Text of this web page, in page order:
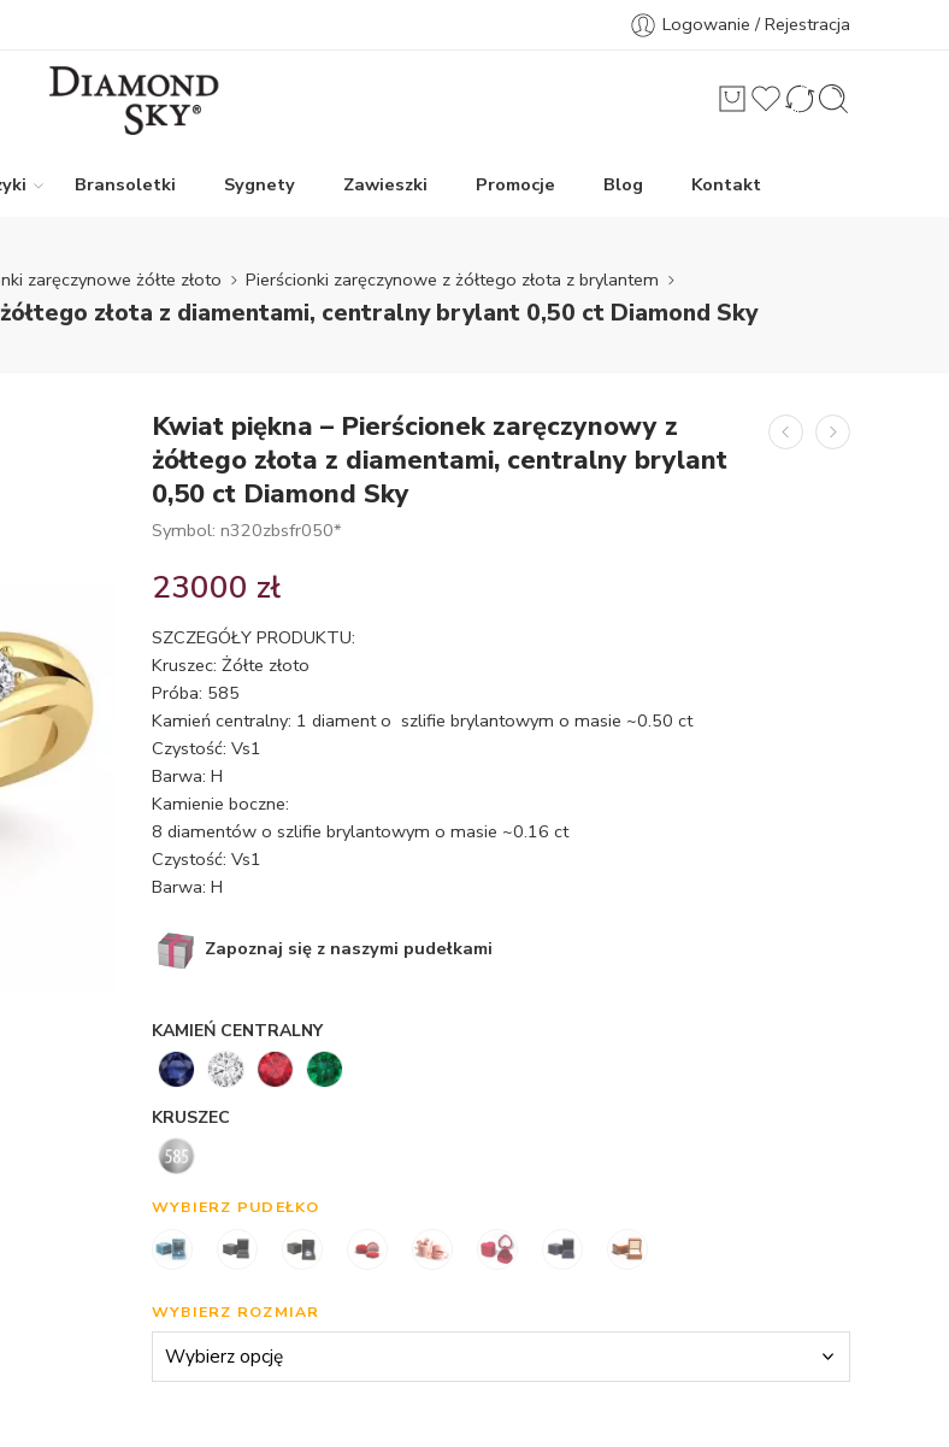
Logowanie / Rejestracja
Bransoletki Sygnety Zawieszki Promocje Blog Kontakt
zaręczynowe żółte złoto Pierścionki zaręczynowe z żółtego złota z brylantem
złota z diamentami, centralny brylant 0,50 ct Diamond Sky
Kwiat piękna – Pierścionek zaręczynowy z
żółtego złota z diamentami, centralny brylant
0,50 ct Diamond Sky
Symbol: n320zbsfr050*
23000 zł
SZCZEGÓŁY PRODUKTU:
Kruszec: Żółte złoto
Próba: 585
Kamień centralny: 1 diament o szlifie brylantowym o masie ~0.50 ct
Czystość: Vs1
Barwa: H
Kamienie boczne:
8 diamentów o szlifie brylantowym o masie ~0.16 ct
Czystość: Vs1
Barwa: H
Zapoznaj się z naszymi pudełkami
KAMIEŃ CENTRALNY
KRUSZEC
WYBIERZ PUDEŁKO
WYBIERZ ROZMIAR